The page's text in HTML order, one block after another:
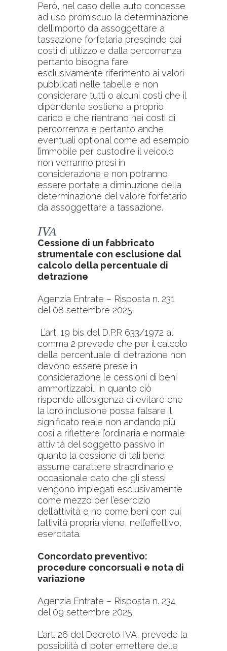
Però, nel caso delle auto concesse
ad uso promiscuo la determinazione
dell’importo da assoggettare a
tassazione forfetaria prescinde dai
costi di utilizzo e dalla percorrenza
pertanto bisogna fare
esclusivamente riferimento ai valori
pubblicati nelle tabelle e non
considerare tutti o alcuni costi che il
dipendente sostiene a proprio
carico e che rientrano nei costi di
percorrenza e pertanto anche
eventuali optional come ad esempio
l’immobile per custodire il veicolo
non verranno presi in
considerazione e non potranno
essere portate a diminuzione della
determinazione del valore forfetario
da assoggettare a tassazione.
IVA
Cessione di un fabbricato
strumentale con esclusione dal
calcolo della percentuale di
detrazione
Agenzia Entrate – Risposta n. 231
del 08 settembre 2025
L’art. 19 bis del D.P.R 633/1972 al
comma 2 prevede che per il calcolo
della percentuale di detrazione non
devono essere prese in
considerazione le cessioni di beni
ammortizzabili in quanto ciò
risponde all’esigenza di evitare che
la loro inclusione possa falsare il
significato reale non andando più
così a riflettere l’ordinaria e normale
attività del soggetto passivo in
quanto la cessione di tali bene
assume carattere straordinario e
occasionale dato che gli stessi
vengono impiegati esclusivamente
come mezzo per l’esercizio
dell’attività e no come beni con cui
l’attività propria viene, nell’effettivo,
esercitata.
Concordato preventivo:
procedure concorsuali e nota di
variazione
Agenzia Entrate – Risposta n. 234
del 09 settembre 2025
L’art. 26 del Decreto IVA, prevede la
possibilità di poter emettere delle